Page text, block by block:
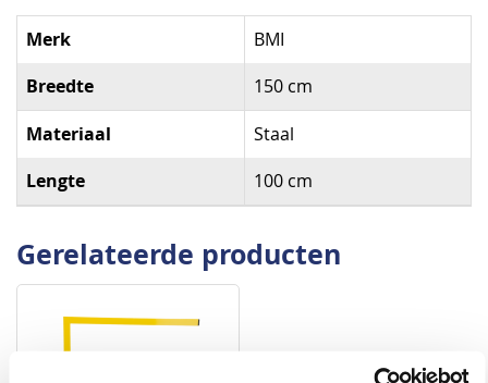
Specificaties
Merk BMI
Breedte 150 cm
Materiaal Staal
Lengte 100 cm
Gerelateerde producten